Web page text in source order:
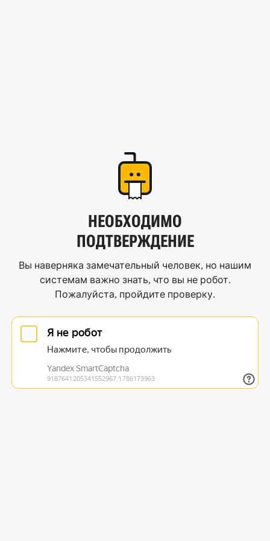
НЕОБХОДИМО
ПОДТВЕРЖДЕНИЕ
Вы наверняка замечательный человек, но нашим
системам важно знать, что вы не робот.
Пожалуйста, пройдите проверку.